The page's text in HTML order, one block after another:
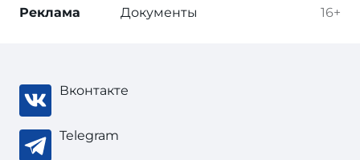
16+
Реклама Документы
Вконтакте
Telegram